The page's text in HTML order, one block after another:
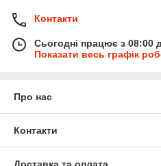
Контакти
Сьогодні працює з 08:00
Показати весь графік
Про нас
Контакти
Доставка та оплата